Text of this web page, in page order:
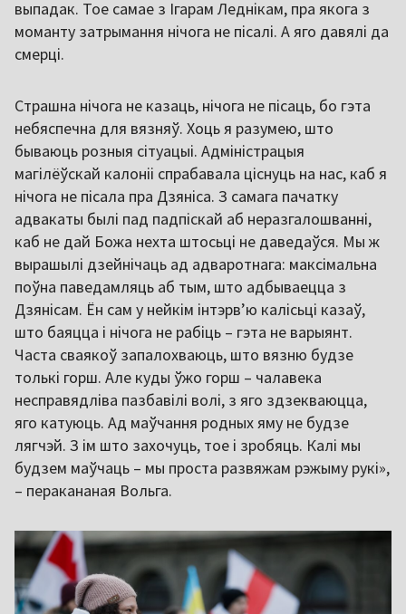
выпадак. Тое самае з Ігарам Леднікам, пра якога з
моманту затрымання нічога не пісалі. А яго давялі да
смерці.
Страшна нічога не казаць, нічога не пісаць, бо гэта
небяспечна для вязняў. Хоць я разумею, што
бываюць розныя сітуацыі. Адміністрацыя
магілёўскай калоніі спрабавала ціснуць на нас, каб я
нічога не пісала пра Дзяніса. З самага пачатку
адвакаты былі пад падпіскай аб неразгалошванні,
каб не дай Божа нехта штосьці не даведаўся. Мы ж
вырашылі дзейнічаць ад адваротнага: максімальна
поўна паведамляць аб тым, што адбываецца з
Дзянісам. Ён сам у нейкім інтэрв’ю калісьці казаў,
што баяцца і нічога не рабіць – гэта не варыянт.
Часта сваякоў запалохваюць, што вязню будзе
толькі горш. Але куды ўжо горш – чалавека
несправядліва пазбавілі волі, з яго здзекваюцца,
яго катуюць. Ад маўчання родных яму не будзе
лягчэй. З ім што захочуць, тое і зробяць. Калі мы
будзем маўчаць – мы проста развяжам рэжыму рукі»,
– перакананая Вольга.